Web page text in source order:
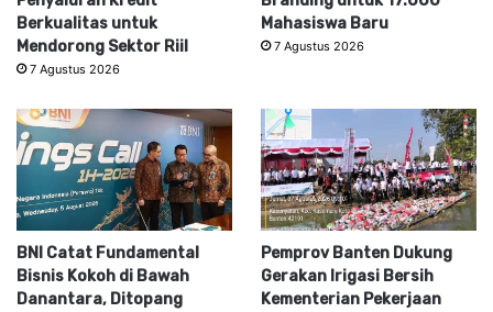
Berkualitas untuk
Mendorong Sektor Riil
7 Agustus 2026
Mahasiswa Baru
7 Agustus 2026
BNI Catat Fundamental
Bisnis Kokoh di Bawah
Danantara, Ditopang
Pemprov Banten Dukung
Gerakan Irigasi Bersih
Kementerian Pekerjaan